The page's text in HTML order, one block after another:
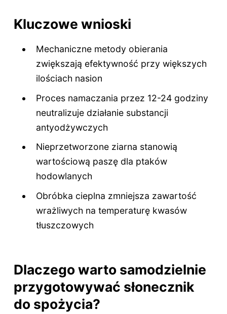
Kluczowe wnioski
Mechaniczne metody obierania
zwiększają efektywność przy większych
ilościach nasion
Proces namaczania przez 12-24 godziny
neutralizuje działanie substancji
antyodżywczych
Nieprzetworzone ziarna stanowią
wartościową paszę dla ptaków
hodowlanych
Obróbka cieplna zmniejsza zawartość
wrażliwych na temperaturę kwasów
tłuszczowych
Dlaczego warto samodzielnie
przygotowywać słonecznik
do spożycia?